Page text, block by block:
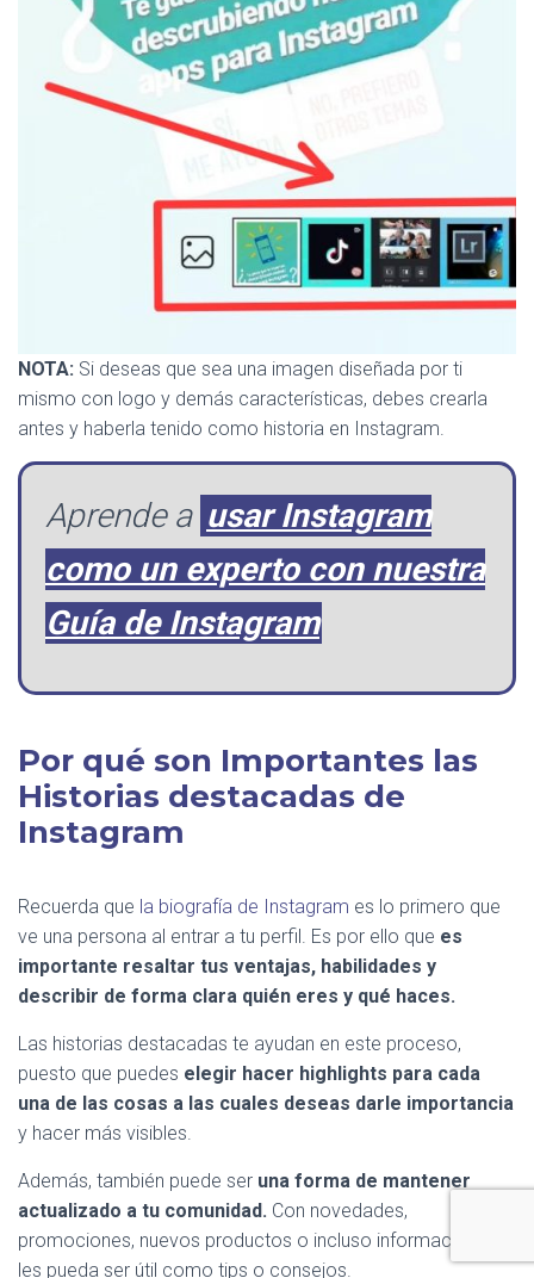
NOTA: Si deseas que sea una imagen diseñada por ti
mismo con logo y demás características, debes crearla
antes y haberla tenido como historia en Instagram.
Aprende a usar Instagram
como un experto con nuestra
Guía de Instagram
Por qué son Importantes las
Historias destacadas de
Instagram
Recuerda que la biografía de Instagram es lo primero que
ve una persona al entrar a tu perfil. Es por ello que es
importante resaltar tus ventajas, habilidades y
describir de forma clara quién eres y qué haces.
Las historias destacadas te ayudan en este proceso,
puesto que puedes elegir hacer highlights para cada
una de las cosas a las cuales deseas darle importancia
y hacer más visibles.
Además, también puede ser una forma de mantener
actualizado a tu comunidad. Con novedades,
promociones, nuevos productos o incluso información que
les pueda ser útil como tips o consejos.